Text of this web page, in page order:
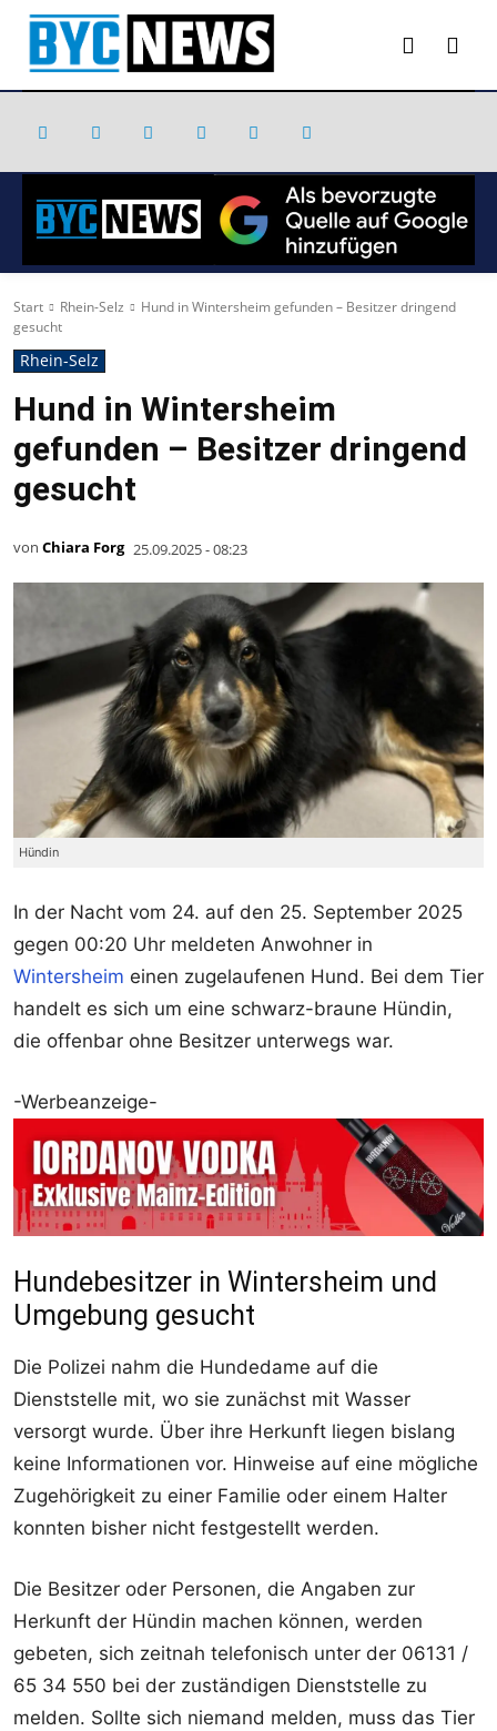
Start Rhein-Selz
Hund in Wintersheim gefunden – Besitzer dringend
gesucht
Rhein-Selz
Hund in Wintersheim
gefunden – Besitzer dringend
gesucht
von Chiara Forg 25.09.2025 - 08:23
Hündin
In der Nacht vom 24. auf den 25. September 2025
gegen 00:20 Uhr meldeten Anwohner in
Wintersheim einen zugelaufenen Hund. Bei dem Tier
handelt es sich um eine schwarz-braune Hündin,
die offenbar ohne Besitzer unterwegs war.
-Werbeanzeige-
Hundebesitzer in Wintersheim und
Umgebung gesucht
Die Polizei nahm die Hundedame auf die
Dienststelle mit, wo sie zunächst mit Wasser
versorgt wurde. Über ihre Herkunft liegen bislang
keine Informationen vor. Hinweise auf eine mögliche
Zugehörigkeit zu einer Familie oder einem Halter
konnten bisher nicht festgestellt werden.
Die Besitzer oder Personen, die Angaben zur
Herkunft der Hündin machen können, werden
gebeten, sich zeitnah telefonisch unter der 06131 /
65 34 550 bei der zuständigen Dienststelle zu
melden. Sollte sich niemand melden, muss das Tier